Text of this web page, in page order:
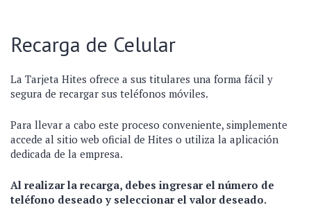
Recarga de Celular
La Tarjeta Hites ofrece a sus titulares una forma fácil y
segura de recargar sus teléfonos móviles.
Para llevar a cabo este proceso conveniente, simplemente
accede al sitio web oficial de Hites o utiliza la aplicación
dedicada de la empresa.
Al realizar la recarga, debes ingresar el número de
teléfono deseado y seleccionar el valor deseado.